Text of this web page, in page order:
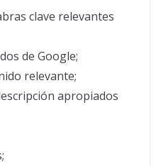
clave relevantes
de Google;
relevante;
apropiados